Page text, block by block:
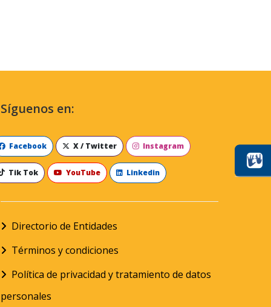
Síguenos en:
Facebook X / Twitter Instagram
Tik Tok YouTube Linkedin
Directorio de Entidades
Términos y condiciones
Política de privacidad y tratamiento de datos
personales